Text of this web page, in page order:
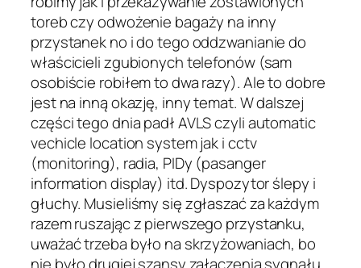
toreb czy odwożenie bagaży na inny
przystanek no i do tego oddzwanianie do
właścicieli zgubionych telefonów (sam
osobiście robiłem to dwa razy). Ale to dobre
jest na inną okazję, inny temat. W dalszej
części tego dnia padł AVLS czyli automatic
vechicle location system jak i cctv
(monitoring), radia, PIDy (pasanger
information display) itd. Dyspozytor ślepy i
głuchy. Musieliśmy się zgłaszać za każdym
razem ruszając z pierwszego przystanku,
uważać trzeba było na skrzyżowaniach, bo